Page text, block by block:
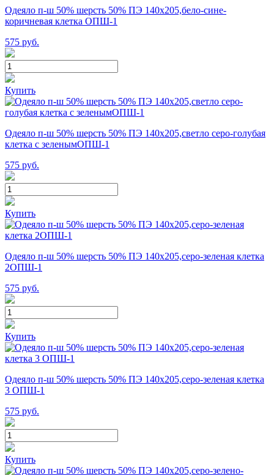
Одеяло п-ш 50% шерсть 50% ПЭ 140х205,бело-сине-
коричневая клетка ОПШ-1
575 руб.
Купить
Одеяло п-ш 50% шерсть 50% ПЭ 140х205,светло серо-голубая
клетка с зеленымОПШ-1
575 руб.
Купить
Одеяло п-ш 50% шерсть 50% ПЭ 140х205,серо-зеленая клетка
2ОПШ-1
575 руб.
Купить
Одеяло п-ш 50% шерсть 50% ПЭ 140х205,серо-зеленая клетка
3 ОПШ-1
575 руб.
Купить